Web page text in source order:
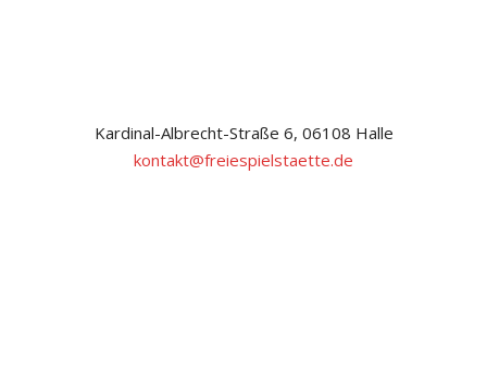
Kardinal-Albrecht-Straße 6, 06108 Halle
kontakt@freiespielstaette.de